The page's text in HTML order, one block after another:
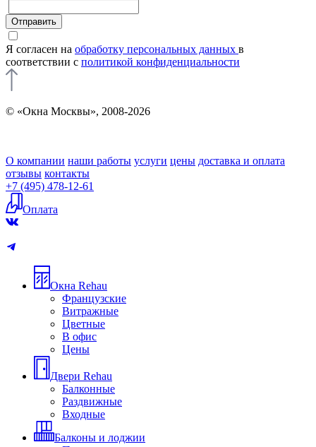
Отправить
Я согласен на обработку персональных данных в
соответствии с политикой конфиденциальности
© «Окна Москвы», 2008-2026
О компании наши работы услуги цены доставка и оплата
отзывы контакты
+7 (495) 478-12-61
Оплата
Окна Rehau
Французские
Витражные
Цветные
В офис
Цены
Двери Rehau
Балконные
Раздвижные
Входные
Балконы и лоджии